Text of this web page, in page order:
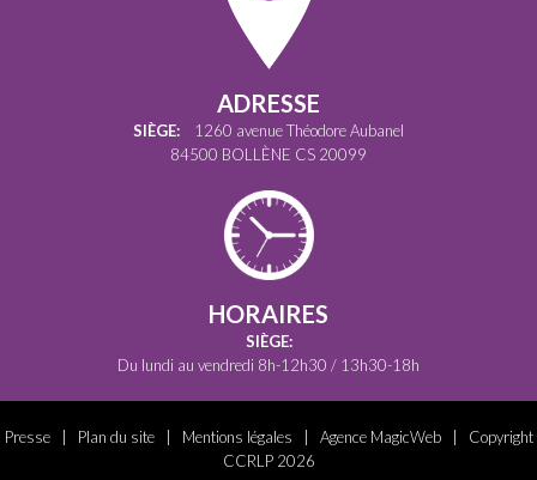
ADRESSE
SIÈGE: 1260 avenue Théodore Aubanel
84500 BOLLÈNE CS 20099
HORAIRES
SIÈGE:
Du lundi au vendredi 8h-12h30 / 13h30-18h
Presse| Plan du site| Mentions légales Agence MagicWeb| Copyright
CCRLP 2026